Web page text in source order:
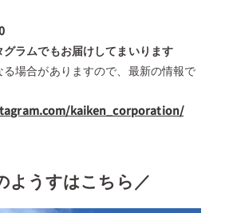
ラムでもお届けしてまいります
場合がありますので、最新の情報で
kaiken_corporation/
ようすはこちら ／